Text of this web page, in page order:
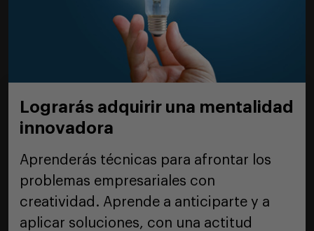
Lograrás adquirir una mentalidad
innovadora
Aprenderás técnicas para afrontar los
problemas empresariales con
creatividad. Aprende a anticiparte y a
aplicar soluciones, con una actitud